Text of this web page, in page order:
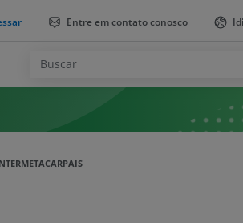
Entre em contato conosco